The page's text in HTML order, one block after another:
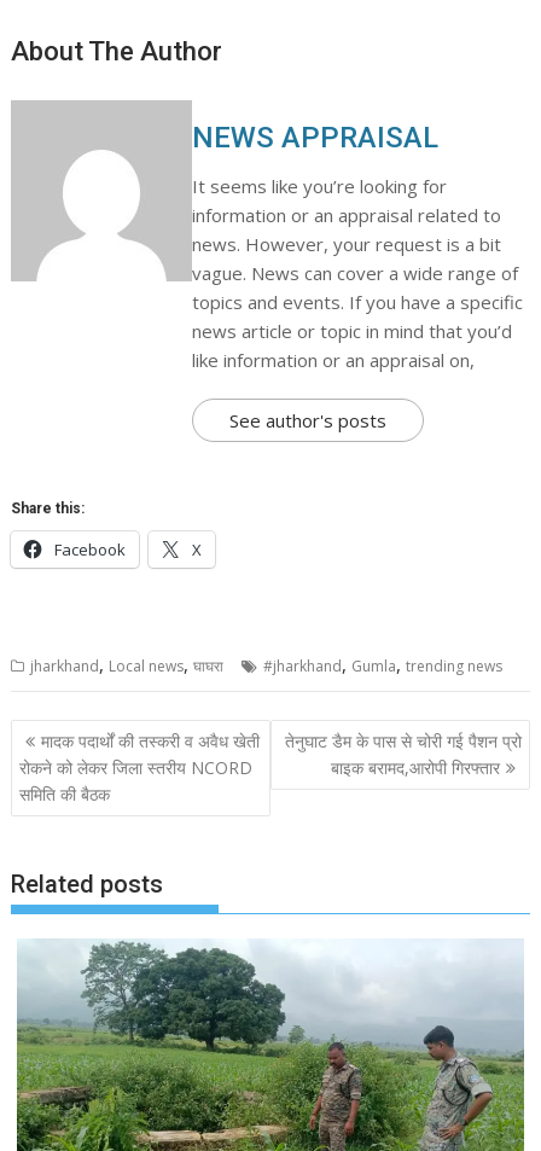
About The Author
NEWS APPRAISAL
It seems like you’re looking for
information or an appraisal related to
news. However, your request is a bit
vague. News can cover a wide range of
topics and events. If you have a specific
news article or topic in mind that you’d
like information or an appraisal on,
See author's posts
Share this:
Facebook X
jharkhand, Local news,घाघरा #jharkhand, Gumla,trending news
Post
navigation
मादक पदार्थों की तस्करी व अवैध खेती
रोकने को लेकर जिला स्तरीय NCORD
समिति की बैठक
तेनुघाट डैम के पास से चोरी गई पैशन प्रो
बाइक बरामद,आरोपी गिरफ्तार
Related posts